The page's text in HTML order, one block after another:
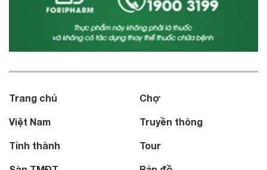
Trang chủ
Việt Nam
Tỉnh thành
Chợ
Truyền thông
Tour